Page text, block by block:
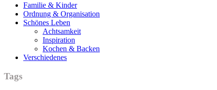
Familie & Kinder
Ordnung & Organisation
Schönes Leben
Achtsamkeit
Inspiration
Kochen & Backen
Verschiedenes
Tags